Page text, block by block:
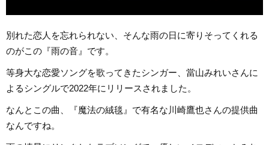
別れた恋人を忘れられない、そんな雨の日に寄りそってくれる
のがこの『雨の音』です。
等身大な恋愛ソングを歌ってきたシンガー、當山みれいさんに
よるシングルで2022年にリリースされました。
なんとこの曲、『魔法の絨毯』で有名な川崎鷹也さんの提供曲
なんですね。